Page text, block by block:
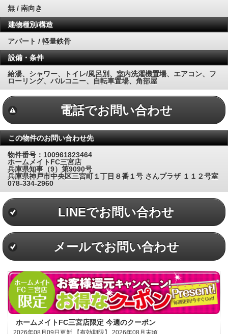
無 / 南向き
建物種別/構造
アパート / 軽量鉄骨
設備・条件
給湯、シャワー、トイレ/風呂別、室内洗濯機置場、エアコン、フ
ローリング、バルコニー、自転車置場、角部屋
電話でお問い合わせ
この物件のお問い合わせ先
物件番号：100961823464
ホームメイトFC三宮店
兵庫県知事（9）第9090号
兵庫県神戸市中央区三宮町１丁目８番１号 さんプラザ １１２号室
078-334-2960
LINEでお問い合わせ
メールでお問い合わせ
ホームメイトFC三宮店限定 今週のクーポン